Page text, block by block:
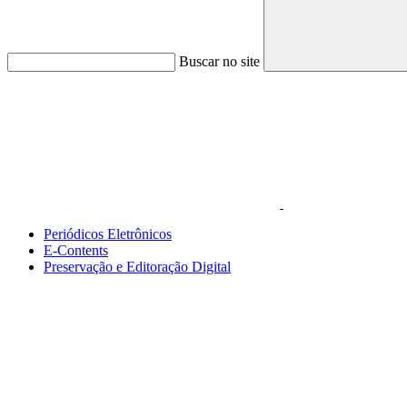
Buscar no site
Periódicos Eletrônicos
E-Contents
Preservação e Editoração Digital